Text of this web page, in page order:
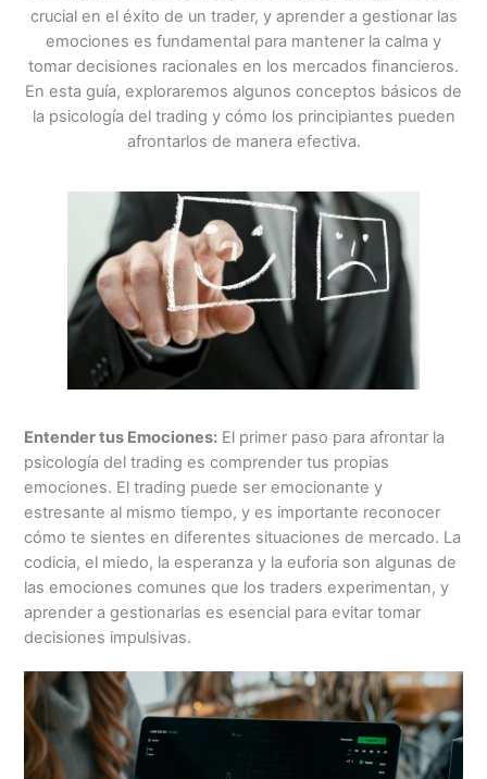
crucial en el éxito de un trader, y aprender a gestionar las
emociones es fundamental para mantener la calma y
tomar decisiones racionales en los mercados financieros.
En esta guía, exploraremos algunos conceptos básicos de
la psicología del trading y cómo los principiantes pueden
afrontarlos de manera efectiva.
Entender tus Emociones: El primer paso para afrontar la
psicología del trading es comprender tus propias
emociones. El trading puede ser emocionante y
estresante al mismo tiempo, y es importante reconocer
cómo te sientes en diferentes situaciones de mercado. La
codicia, el miedo, la esperanza y la euforia son algunas de
las emociones comunes que los traders experimentan, y
aprender a gestionarlas es esencial para evitar tomar
decisiones impulsivas.